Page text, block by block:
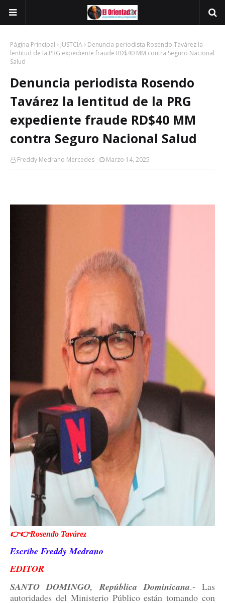
Página Principal JUSTCIA
Denuncia periodista Rosendo Tavárez la
lentitud de la PRG expediente fraude RD$40 MM contra Seguro Nacional
Salud
Denuncia periodista Rosendo
Tavárez la lentitud de la PRG
expediente fraude RD$40 MM
contra Seguro Nacional Salud
Freddy Medrano Mercedes Marzo 14, 2025
👉👉Rosendo Tavárez
Escribe Freddy Medrano
EDITOR
SANTO DOMINGO, República Dominicana.- Las
autoridades del Ministerio Público están tomando con